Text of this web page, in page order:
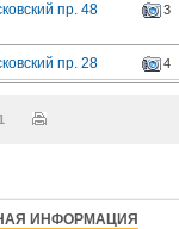
пр. 48 3
пр. 28 4
1
ИНФОРМАЦИЯ